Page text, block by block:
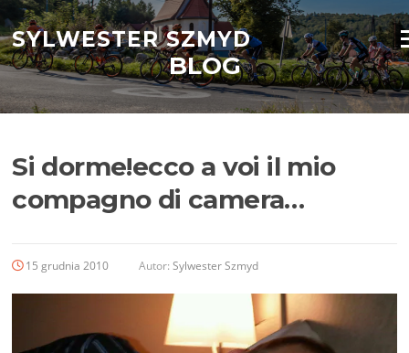
Przejdź
do
treściSYLWESTER SZMYD
BLOG
Si dorme!ecco a voi il mio
compagno di camera…
15 grudnia 2010 Autor:Sylwester Szmyd